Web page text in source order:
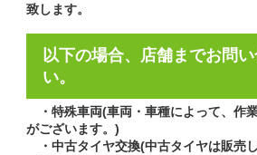
致します。
以下の場合、店舗までお問
い。
・特殊車両(車両・車種によって、作
がございます。)
・中古タイヤ交換(中古タイヤは販売し